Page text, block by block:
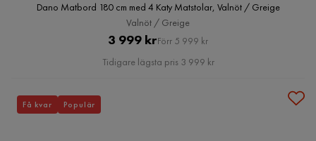
Dano Matbord 180 cm med 4 Katy Matstolar, Valnöt / Greige
Valnöt / Greige
Pris
3 999 krOriginal
Pris
Förr 5 999 kr
Tidigare lägsta pris 3 999 kr
Få kvar Populär